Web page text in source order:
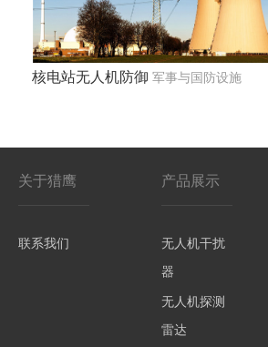
核电站无人机防御 军事与国防设施
关于猎鹰
联系我们
产品展示
无人机干扰
器
无人机探测
雷达